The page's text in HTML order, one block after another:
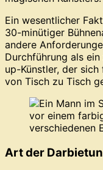
Ein wesentlicher
30-minütiger
andere
Durchführung als
up-Künstler, der
von Tisch zu Tisch
Art der